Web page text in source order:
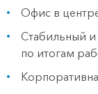
Офис в
Стабильный
по итогам